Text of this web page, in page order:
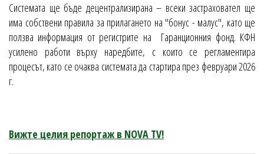
Системата ще бъде децентрализирана – всеки застраховател ще
има собствени правила за прилагането на "бонус - малус", като ще
ползва информация от регистрите на Гаранционния фонд. КФН
усилено работи върху наредбите, с които се регламентира
процесът, като се очаква системата да стартира през февруари 2026
г.
Вижте целия репортаж в NOVA TV!